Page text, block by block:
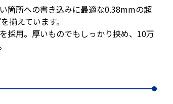
箇所への書き込みに最適な0.38mmの超
揃えています。
採用。厚いものでもしっかり挟め、10万